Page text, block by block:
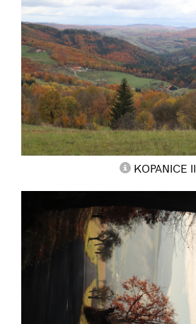
KOPANICE II.